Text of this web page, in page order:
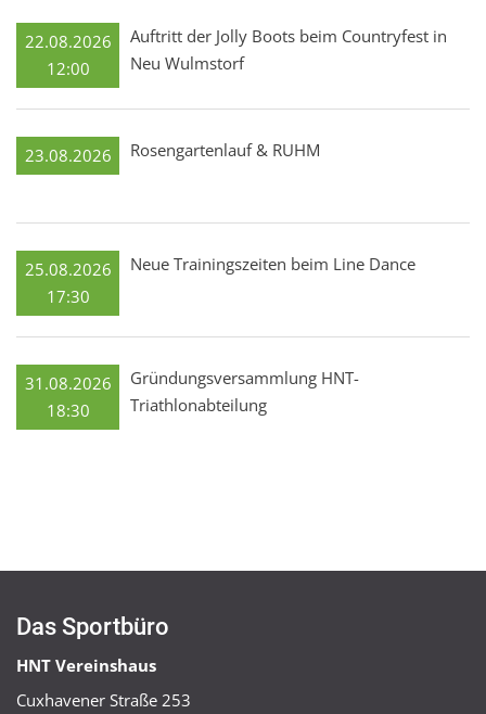
22.08.2026
12:00
Auftritt der Jolly Boots beim Countryfest in
Neu Wulmstorf
23.08.2026 Rosengartenlauf & RUHM
25.08.2026
17:30
Neue Trainingszeiten beim Line Dance
31.08.2026
18:30
Gründungsversammlung HNT-
Triathlonabteilung
Das Sportbüro
HNT Vereinshaus
Cuxhavener Straße 253